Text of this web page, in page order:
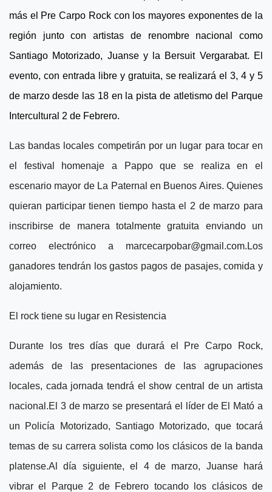
más el Pre Carpo Rock con los mayores exponentes de la
región junto con artistas de renombre nacional como
Santiago Motorizado, Juanse y la Bersuit Vergarabat. El
evento, con entrada libre y gratuita, se realizará el 3, 4 y 5
de marzo desde las 18 en la pista de atletismo del Parque
Intercultural 2 de Febrero.
Las bandas locales competirán por un lugar para tocar en
el festival homenaje a Pappo que se realiza en el
escenario mayor de La Paternal en Buenos Aires. Quienes
quieran participar tienen tiempo hasta el 2 de marzo para
inscribirse de manera totalmente gratuita enviando un
correo electrónico a marcecarpobar@gmail.com.Los
ganadores tendrán los gastos pagos de pasajes, comida y
alojamiento.
El rock tiene su lugar en Resistencia
Durante los tres días que durará el Pre Carpo Rock,
además de las presentaciones de las agrupaciones
locales, cada jornada tendrá el show central de un artista
nacional.El 3 de marzo se presentará el líder de El Mató a
un Policía Motorizado, Santiago Motorizado, que tocará
temas de su carrera solista como los clásicos de la banda
platense.Al día siguiente, el 4 de marzo, Juanse hará
vibrar el Parque 2 de Febrero tocando los clásicos de